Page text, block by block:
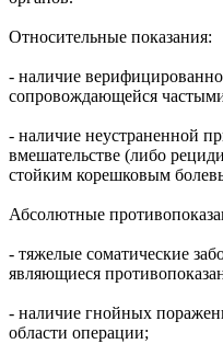
Относительные показания:
- наличие
сопровождающейся
- наличие неустраненной
вмешательстве (либо
стойким корешковым
Абсолютные
- тяжелые соматические
являющиеся
- наличие гнойных
области операции;